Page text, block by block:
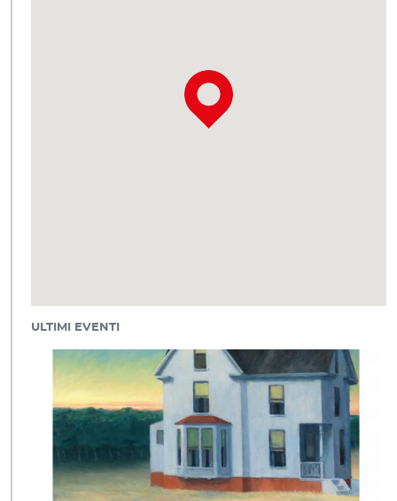
ULTIMI EVENTI